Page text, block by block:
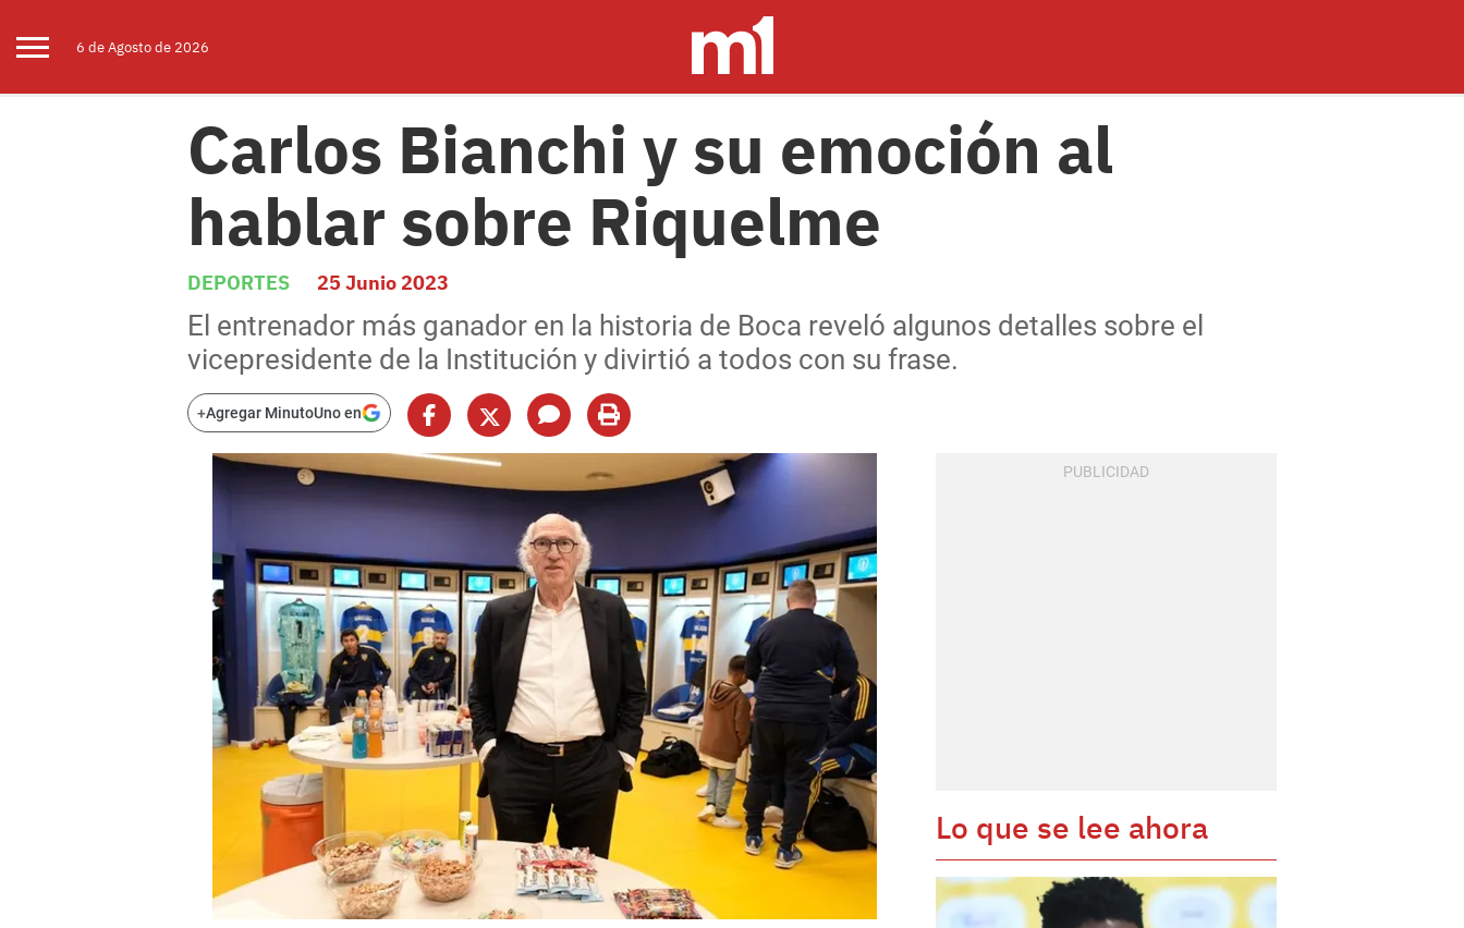
6 deAgostode 2026
Carlos Bianchi y su emoción al
hablar sobre Riquelme
DEPORTES 25 Junio 2023
El entrenador más ganador en la historia de Boca reveló algunos detalles sobre el
vicepresidente de la Institución y divirtió a todos con su frase.
+Agregar MinutoUno en
Lo que se lee ahora